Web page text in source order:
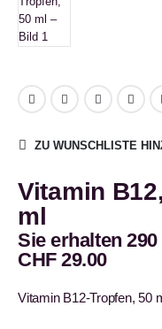
ZU WUNSCHLISTE
Vitamin
ml
Sie erhalten
CHF29.00
Vitamin B12-Tropfen, 50